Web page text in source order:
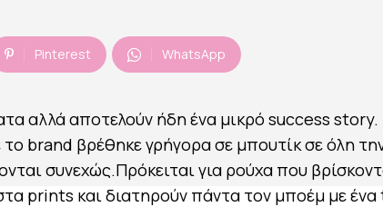
Pinterest WhatsApp
αλλά αποτελούν ήδη ένα μικρό success
brand βρέθηκε γρήγορα σε μπουτίκ σε όλη
συνεχώς.Πρόκειται για ρούχα που
prints και διατηρούν πάντα τον μποέμ με